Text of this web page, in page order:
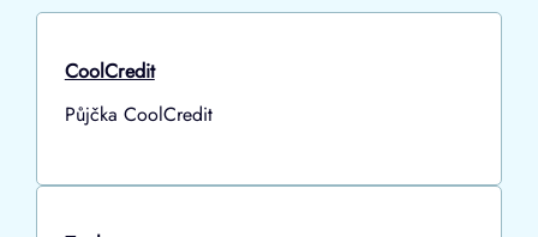
CoolCredit
Půjčka CoolCredit